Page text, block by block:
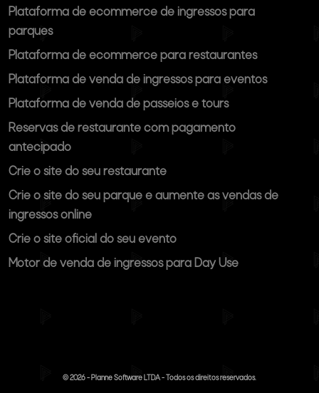
Plataforma de ecommerce de ingressos para
parques
Plataforma de ecommerce para restaurantes
Plataforma de venda de ingressos para eventos
Plataforma de venda de passeios e tours
Reservas de restaurante com pagamento
antecipado
Crie o site do seu restaurante
Crie o site do seu parque e aumente as vendas de
ingressos online
Crie o site oficial do seu evento
Motor de venda de ingressos para Day Use
©2026- Planne Software LTDA - Todos os direitos reservados.